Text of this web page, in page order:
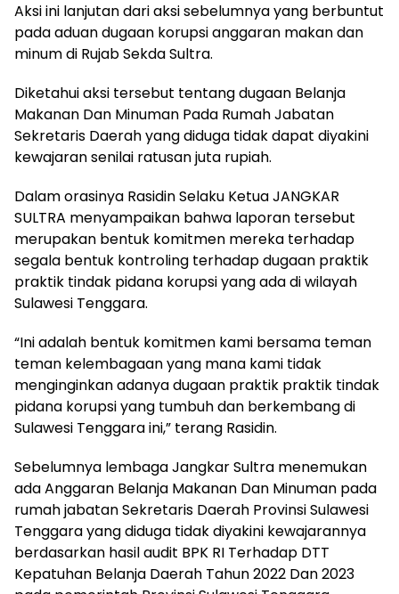
Aksi ini lanjutan dari aksi sebelumnya yang berbuntut
pada aduan dugaan korupsi anggaran makan dan
minum di Rujab Sekda Sultra.
Diketahui aksi tersebut tentang dugaan Belanja
Makanan Dan Minuman Pada Rumah Jabatan
Sekretaris Daerah yang diduga tidak dapat diyakini
kewajaran senilai ratusan juta rupiah.
Dalam orasinya Rasidin Selaku Ketua JANGKAR
SULTRA menyampaikan bahwa laporan tersebut
merupakan bentuk komitmen mereka terhadap
segala bentuk kontroling terhadap dugaan praktik
praktik tindak pidana korupsi yang ada di wilayah
Sulawesi Tenggara.
“Ini adalah bentuk komitmen kami bersama teman
teman kelembagaan yang mana kami tidak
menginginkan adanya dugaan praktik praktik tindak
pidana korupsi yang tumbuh dan berkembang di
Sulawesi Tenggara ini,” terang Rasidin.
Sebelumnya lembaga Jangkar Sultra menemukan
ada Anggaran Belanja Makanan Dan Minuman pada
rumah jabatan Sekretaris Daerah Provinsi Sulawesi
Tenggara yang diduga tidak diyakini kewajarannya
berdasarkan hasil audit BPK RI Terhadap DTT
Kepatuhan Belanja Daerah Tahun 2022 Dan 2023